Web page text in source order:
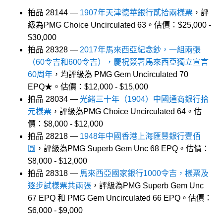
拍品 28144 — 1907年天津德華銀行貳拾兩樣票 ，評
級為PMG Choice Uncirculated 63。估價：$25,000 -
$30,000
拍品 28328 — 2017年馬來西亞紀念鈔，一組兩張
（60令吉和600令吉），慶祝簽署馬來西亞獨立宣言
60周年 ，均評級為 PMG Gem Uncirculated 70
EPQ★。估價：$12,000 - $15,000
拍品 28034 — 光緒三十年（1904）中國通商銀行拾
元樣票 ，評級為PMG Choice Uncirculated 64。估
價：$8,000 - $12,000
拍品 28218 — 1948年中國香港上海匯豐銀行壹佰
圓 ，評級為PMG Superb Gem Unc 68 EPQ。估價：
$8,000 - $12,000
拍品 28318 — 馬來西亞國家銀行1000令吉，樣票及
逐步試樣票共兩張 ，評級為PMG Superb Gem Unc
67 EPQ 和 PMG Gem Uncirculated 66 EPQ。估價：
$6,000 - $9,000